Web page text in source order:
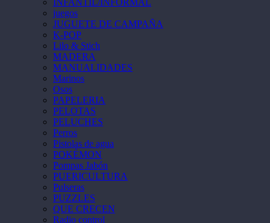
juegos
JUGUETE DE CAMPAÑA
K-POP
Lilo & Stich
MADERA
MANUALIDADES
Marinos
Osos
PAPELERIA
PELOTAS
PELUCHES
Perros
Pistolas de agua
POKÉMON
Pompas Jabón
PUERICULTURA
Pulseras
PUZZLES
QUE CRECEN
Radio control